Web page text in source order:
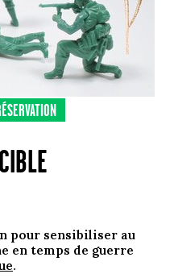
pour sensibiliser au
en temps de guerre
.